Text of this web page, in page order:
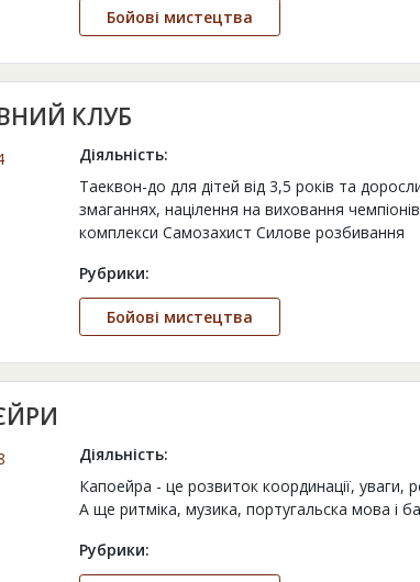
Бойові мистецтва
КЛУБ
Діяльність:
Таеквон-до для дітей від 3,5 років та
змаганнях, націлення на виховання
комплекси Самозахист Силове розбивання
Рубрики:
Бойові мистецтва
Діяльність:
Капоейра - це розвиток координації, уваги,
А ще ритміка, музика, португальска мова і
Рубрики: